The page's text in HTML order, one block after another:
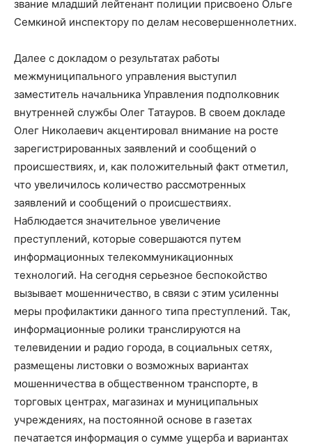
звание младший лейтенант полиции присвоено Ольге
Семкиной инспектору по делам несовершеннолетних.
Далее с докладом о результатах работы
межмуниципального управления выступил
заместитель начальника Управления подполковник
внутренней службы Олег Татауров. В своем докладе
Олег Николаевич акцентировал внимание на росте
зарегистрированных заявлений и сообщений о
происшествиях, и, как положительный факт отметил,
что увеличилось количество рассмотренных
заявлений и сообщений о происшествиях.
Наблюдается значительное увеличение
преступлений, которые совершаются путем
информационных телекоммуникационных
технологий. На сегодня серьезное беспокойство
вызывает мошенничество, в связи с этим усиленны
меры профилактики данного типа преступлений. Так,
информационные ролики транслируются на
телевидении и радио города, в социальных сетях,
размещены листовки о возможных вариантах
мошенничества в общественном транспорте, в
торговых центрах, магазинах и муниципальных
учреждениях, на постоянной основе в газетах
печатается информация о сумме ущерба и вариантах